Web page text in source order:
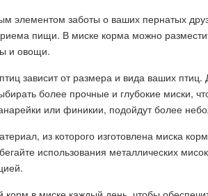
элементом заботы о ваших пернатых
пищи. В миске корма можно
и овощи.
зависит от размера и вида ваших птиц.
более прочные и глубокие миски,
или финикии, подойдут более
из которого изготовлена миска
использования металлических